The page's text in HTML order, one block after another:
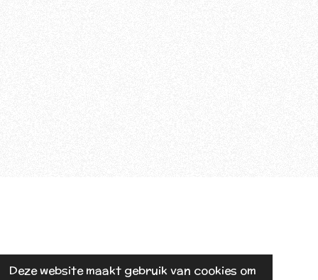
Deze website maakt gebruik van cookies om